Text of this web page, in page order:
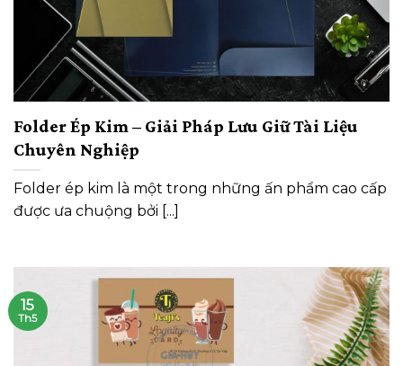
Folder Ép Kim – Giải Pháp Lưu Giữ Tài Liệu
Chuyên Nghiệp
Folder ép kim là một trong những ấn phẩm cao cấp
được ưa chuộng bởi [...]
15
Th5